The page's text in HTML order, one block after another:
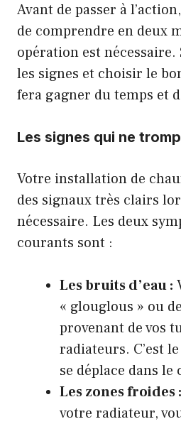
Avant de passer à
de comprendre en deux
opération est
les signes et choisir le
fera gagner du temps et
Les signes qui ne
Votre installation de
des signaux très clairs
nécessaire. Les deux
courants sont :
Les bruits d’eau :
« glouglous » ou
provenant de vos
radiateurs. C’est
se déplace dans le
Les zones froides :
votre radiateur,